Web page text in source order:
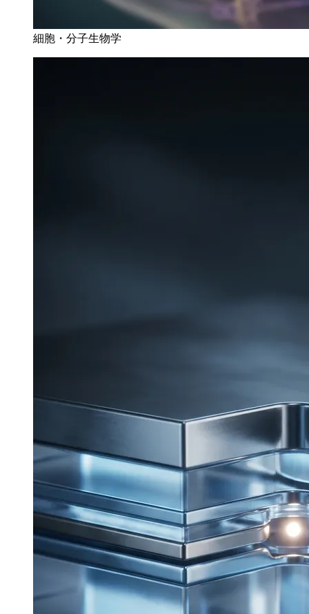
細胞・分子生物学